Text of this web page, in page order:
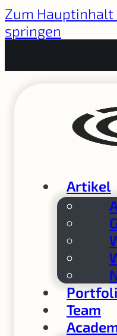
Zum Hauptinhalt
springen
Artikel
Team